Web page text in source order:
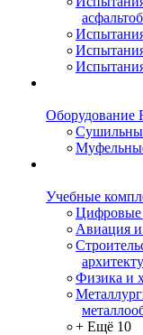
Оборудование
Учебные
Цифровые
Авиация и
Физика и
+ Ещё 10